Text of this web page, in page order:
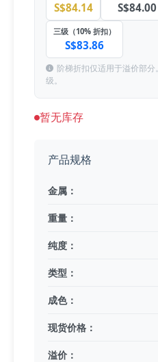
S$84.14 S$84.00
三级（10% 折扣）
S$83.86
阶梯折扣仅适用于溢价部
级。
暂无库存
产品规格
金属：
重量：
纯度：
类型：
成色：
现货价格：
溢价：